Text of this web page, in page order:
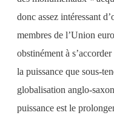
donc assez intéressant
membres de l’Union
obstinément à
la puissance que sous-
globalisation anglo-
puissance est le